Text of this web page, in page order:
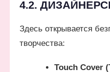
4.2.
Здесь открывается
творчества:
Touch Cover